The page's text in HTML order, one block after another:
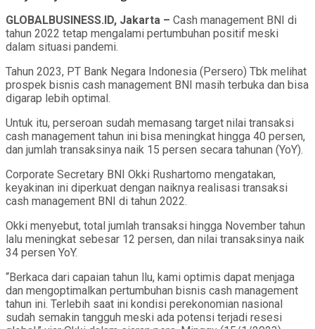
GLOBALBUSINESS.ID, Jakarta – Cash management BNI di
tahun 2022 tetap mengalami pertumbuhan positif meski
dalam situasi pandemi.
Tahun 2023, PT Bank Negara Indonesia (Persero) Tbk melihat
prospek bisnis cash management BNI masih terbuka dan bisa
digarap lebih optimal.
Untuk itu, perseroan sudah memasang target nilai transaksi
cash management tahun ini bisa meningkat hingga 40 persen,
dan jumlah transaksinya naik 15 persen secara tahunan (YoY).
Corporate Secretary BNI Okki Rushartomo mengatakan,
keyakinan ini diperkuat dengan naiknya realisasi transaksi
cash management BNI di tahun 2022.
Okki menyebut, total jumlah transaksi hingga November tahun
lalu meningkat sebesar 12 persen, dan nilai transaksinya naik
34 persen YoY.
“Berkaca dari capaian tahun llu, kami optimis dapat menjaga
dan mengoptimalkan pertumbuhan bisnis cash management
tahun ini. Terlebih saat ini kondisi perekonomian nasional
sudah semakin tangguh meski ada potensi terjadi resesi